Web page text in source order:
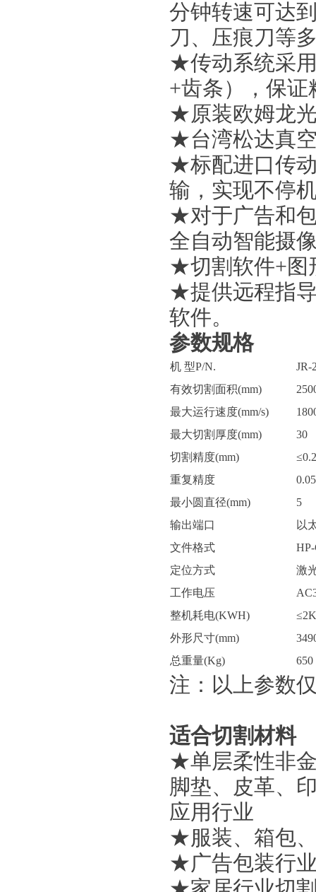
分钟转速可达
刀、压痕刀等
★传动系统采
+齿条），保证
★原装欧姆龙
★台湾松达真
★标配进口传
输，实现不停
★对于广告和
全自动智能摄
★切割软件+图
★提供远程指
软件。
参数规格
机 型P/N.
JR-
有效切割面积(mm)
最大运行速度(mm/s)
最大切割厚度(mm)
30
切割精度(mm)
≤0.2
重复精度
0.05
最小圆直径(mm)
5
输出端口
以
文件格式
定位方式
激
工作电压
整机耗电(KWH)
外形尺寸(mm)
总重量(Kg)
650
注：以上参数
适合切割材料
★单层柔性非
脚垫、皮革、
应用行业
★服装、箱包
★广告包装行